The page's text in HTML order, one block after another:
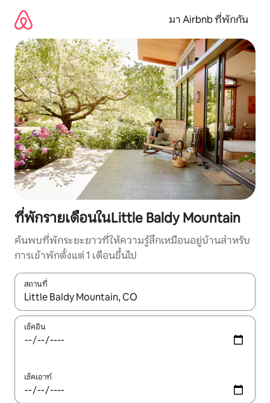
เนื้อหา
มา Airbnb ที่พักกัน
ที่พักรายเดือนในLittle Baldy Mountain
ค้นพบที่พักระยะยาวที่ให้ความรู้สึกเหมือนอยู่บ้านสำหรับ
การเข้าพักตั้งแต่ 1 เดือนขึ้นไป
สถานที่
ใช้ลูกศรขึ้นลง หรือใช้การสัมผัสหรือปัด เพื่อสำรวจผลการค้นหา
เช็คอิน
เช็คเอาท์